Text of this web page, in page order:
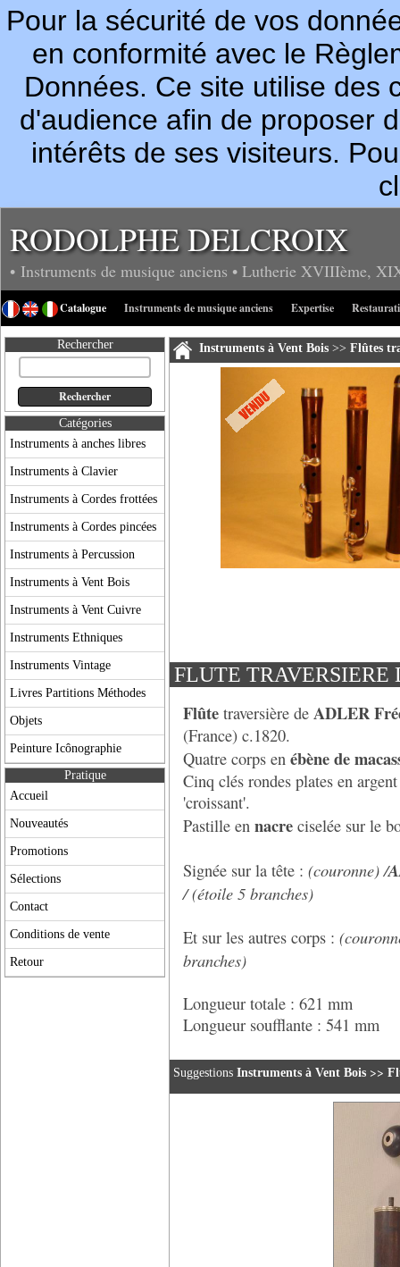
Pour la sécurité de vos
en conformité avec le
Données. Ce site utilise des
d'audience afin de proposer
intérêts de ses visiteurs.
RODOLPHE DELCROIX
• Instruments de musique anciens • Lutherie XVIIIème,
Catalogue Instruments de musique anciens Expertise
Rechercher
Catégories
Instruments à anches libres
Instruments à Clavier
Instruments à Cordes frottées
Instruments à Cordes pincées
Instruments à Percussion
Instruments à Vent Bois
Instruments à Vent Cuivre
Instruments Ethniques
Instruments Vintage
Livres Partitions Méthodes
Objets
Peinture Icônographie
Pratique
Accueil
Nouveautés
Promotions
Sélections
Contact
Conditions de vente
Retour
Instruments à Vent Bois>> Flûtes
FLUTE TRAVERSIERE
Flûte traversière de ADLER
(France) c.1820.
Quatre corps en ébène de
Cinq clés rondes plates en
'croissant'.
Pastille en nacre ciselée sur le
Signée sur la tête : (couronne) /
/ (étoile 5 branches)
Et sur les autres corps :
branches)
Longueur totale : 621 mm
Longueur soufflante : 541 mm
Suggestions Instruments à Vent Bois >>